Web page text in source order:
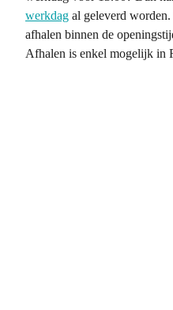
werkdag al geleverd
afhalen binnen de
Afhalen is enkel mogelijk in